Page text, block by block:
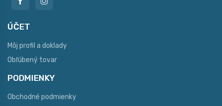
ÚČET
Môj profil a doklady
Obľúbený tovar
PODMIENKY
Obchodné podmienky